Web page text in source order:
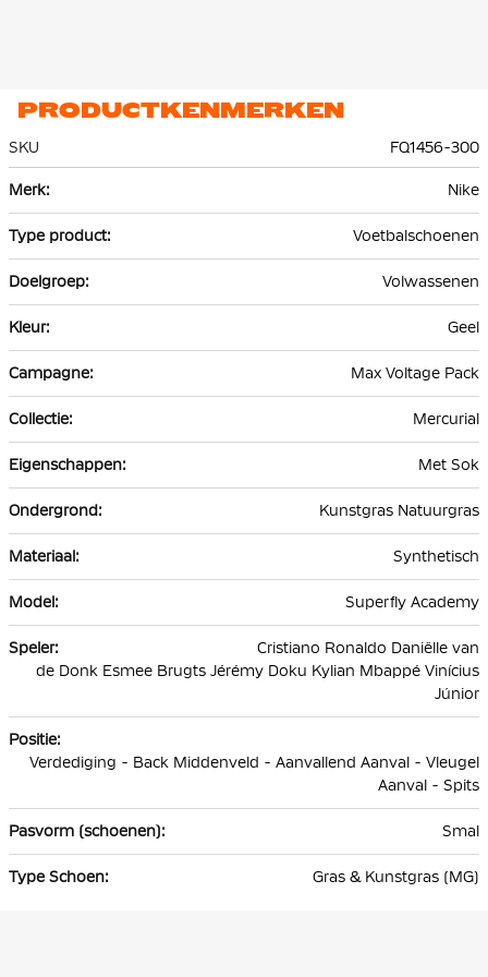
omsluit je enkel met zachte, rekbare stof voor een veilig en
PRODUCTKENMERKEN
SKU
FQ1456-300
informatie
Nike
Voetbalschoenen
Volwassenen
Geel
Max Voltage Pack
Mercurial
Met Sok
Kunstgras Natuurgras
Synthetisch
Superfly Academy
Cristiano Ronaldo Daniëlle van
de Donk Esmee Brugts Jérémy Doku Kylian Mbappé Vinícius
Júnior
Verdediging - Back Middenveld - Aanvallend Aanval - Vleugel
Aanval - Spits
Smal
Gras & Kunstgras (MG)